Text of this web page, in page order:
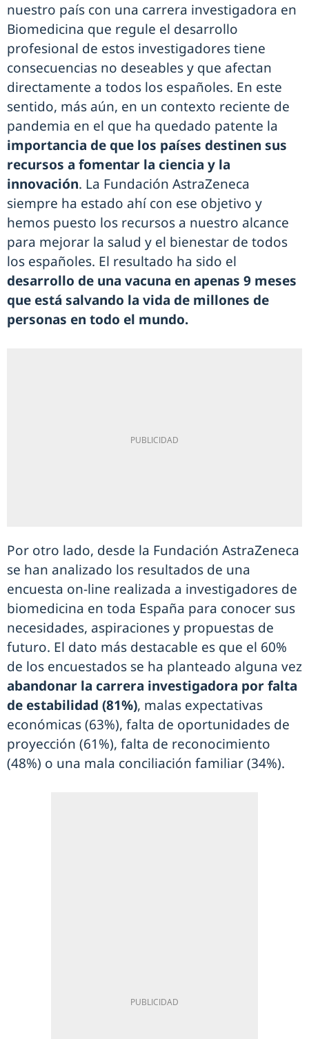
nuestro país con una carrera investigadora en
Biomedicina que regule el desarrollo
profesional de estos investigadores tiene
consecuencias no deseables y que afectan
directamente a todos los españoles. En este
sentido, más aún, en un contexto reciente de
pandemia en el que ha quedado patente la
importancia de que los países destinen sus
recursos a fomentar la ciencia y la
innovación. La Fundación AstraZeneca
siempre ha estado ahí con ese objetivo y
hemos puesto los recursos a nuestro alcance
para mejorar la salud y el bienestar de todos
los españoles. El resultado ha sido el
desarrollo de una vacuna en apenas 9 meses
que está salvando la vida de millones de
personas en todo el mundo.
Por otro lado, desde la Fundación AstraZeneca
se han analizado los resultados de una
encuesta on-line realizada a investigadores de
biomedicina en toda España para conocer sus
necesidades, aspiraciones y propuestas de
futuro. El dato más destacable es que el 60%
de los encuestados se ha planteado alguna vez
abandonar la carrera investigadora por falta
de estabilidad (81%), malas expectativas
económicas (63%), falta de oportunidades de
proyección (61%), falta de reconocimiento
(48%) o una mala conciliación familiar (34%).